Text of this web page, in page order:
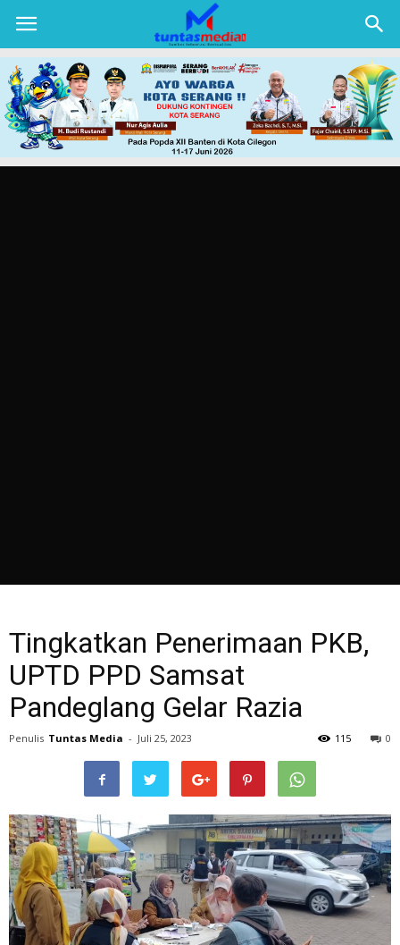
TUNTAS
MEDIA
Tingkatkan Penerimaan PKB,
UPTD PPD Samsat
Pandeglang Gelar Razia
Penulis Tuntas Media - Juli 25, 2023 0
115